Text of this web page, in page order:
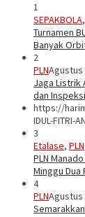
1
SEPAKBOLA,
Turnamen
Banyak
2
PLNAgustus
Jaga Listrik
dan
https://
IDUL-FITRI-
3
Etalase, PLN
PLN
Minggu Dua
4
PLNAgustus